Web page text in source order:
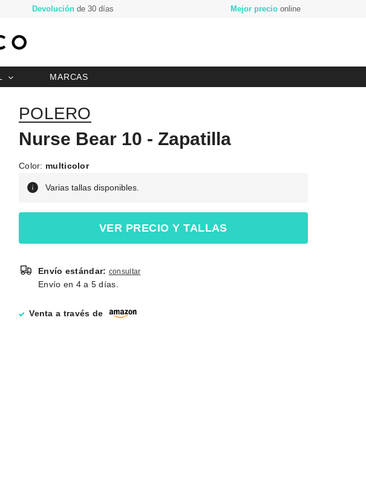
Devolución de 30 días Mejor precioonline
MARCAS
POLERO
Nurse Bear 10 - Zapatilla
Color: multicolor
Varias tallas disponibles.
VER PRECIO Y TALLAS
Envío estándar: consultar
Envío en 4 a 5 días.
Venta a través de